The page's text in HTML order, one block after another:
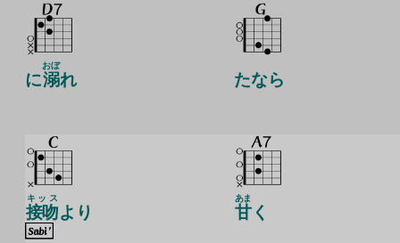
に溺
おぼ
れ たなら
接吻
キッス
より 甘
あま
く